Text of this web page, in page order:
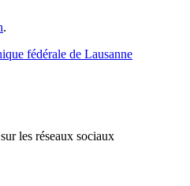
.
les réseaux sociaux